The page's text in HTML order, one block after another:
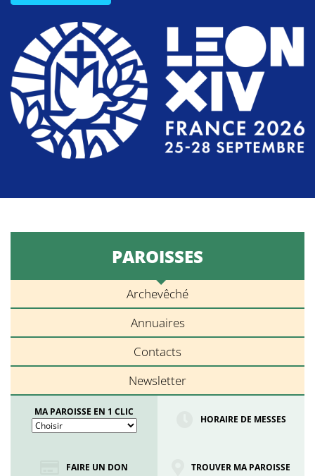
PAROISSES
Archevêché
Annuaires
Contacts
Newsletter
MA PAROISSE EN 1 CLIC
HORAIRE DE MESSES
FAIRE UN DON TROUVER MA PAROISSE